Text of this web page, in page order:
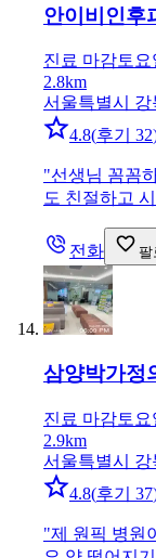
안이비인후
진료 마감토요
2.8km
서울특별시 강
4.8(후기 32
"선생님 꼼꼼
도 친절하고
전화 팔
삼양박가정
진료 마감토요
2.9km
서울특별시 강
4.8(후기 37
"제 원픽 병원